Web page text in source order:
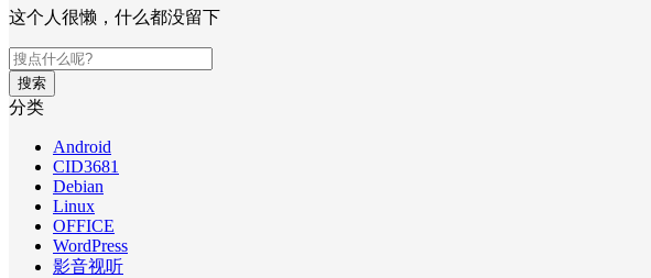
这个人很懒，什么都没留下
搜索
分类
Android
CID3681
Debian
Linux
OFFICE
WordPress
影音视听